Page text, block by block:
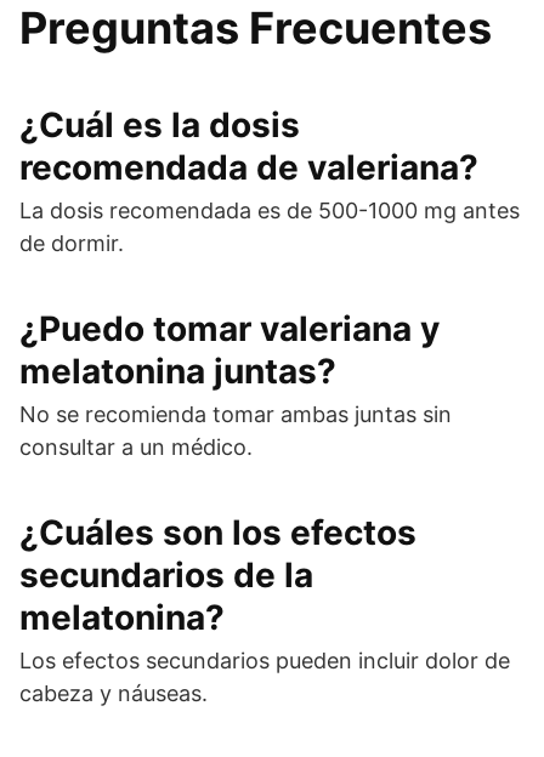
Preguntas Frecuentes
¿Cuál es la dosis
recomendada de valeriana?
La dosis recomendada es de 500-1000 mg antes
de dormir.
¿Puedo tomar valeriana y
melatonina juntas?
No se recomienda tomar ambas juntas sin
consultar a un médico.
¿Cuáles son los efectos
secundarios de la
melatonina?
Los efectos secundarios pueden incluir dolor de
cabeza y náuseas.